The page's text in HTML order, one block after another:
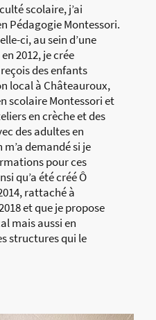
scolaire, j’ai
Pédagogie Montessori.
ci, au sein d’une
2012, je crée
des enfants
local à Châteauroux,
scolaire Montessori et
en crèche et des
des adultes en
demandé si je
pour ces
qu’a été créé Ô
rattaché à
et que je propose
mais aussi en
structures qui le